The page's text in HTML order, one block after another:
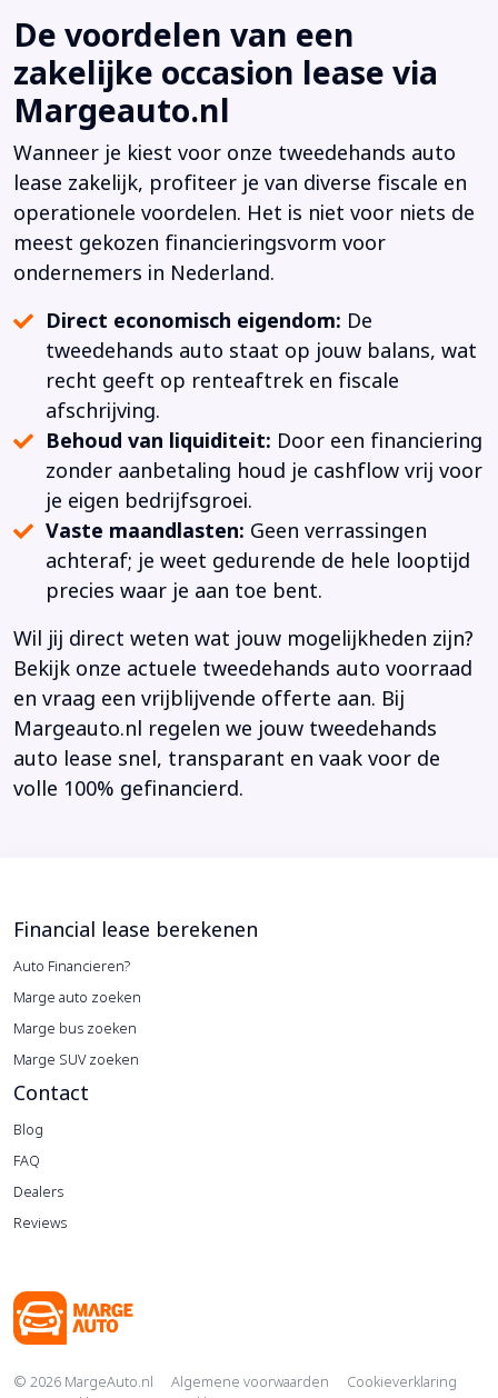
De voordelen van een
zakelijke occasion lease via
Margeauto.nl
Wanneer je kiest voor onze tweedehands auto
lease zakelijk, profiteer je van diverse fiscale en
operationele voordelen. Het is niet voor niets de
meest gekozen financieringsvorm voor
ondernemers in Nederland.
Direct economisch eigendom: De
tweedehands auto staat op jouw balans, wat
recht geeft op renteaftrek en fiscale
afschrijving.
Behoud van liquiditeit: Door een financiering
zonder aanbetaling houd je cashflow vrij voor
je eigen bedrijfsgroei.
Vaste maandlasten: Geen verrassingen
achteraf; je weet gedurende de hele looptijd
precies waar je aan toe bent.
Wil jij direct weten wat jouw mogelijkheden zijn?
Bekijk onze actuele tweedehands auto voorraad
en vraag een vrijblijvende offerte aan. Bij
Margeauto.nl regelen we jouw tweedehands
auto lease snel, transparant en vaak voor de
volle 100% gefinancierd.
Financial lease berekenen
Auto Financieren?
Marge auto zoeken
Marge bus zoeken
Marge SUV zoeken
Contact
Blog
FAQ
Dealers
Reviews
© 2026 MargeAuto.nl Algemene voorwaarden
Cookieverklaring